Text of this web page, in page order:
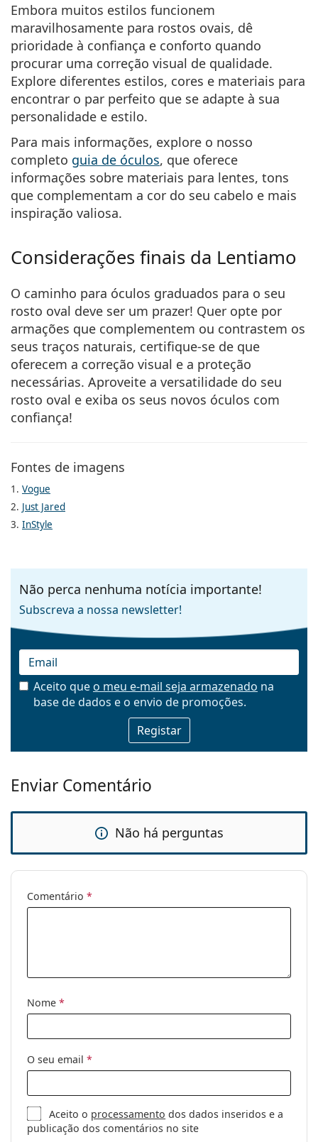
Embora muitos estilos funcionem
maravilhosamente para rostos ovais, dê
prioridade à confiança e conforto quando
procurar uma correção visual de qualidade.
Explore diferentes estilos, cores e materiais para
encontrar o par perfeito que se adapte à sua
personalidade e estilo.
Para mais informações, explore o nosso
completo guia de óculos, que oferece
informações sobre materiais para lentes, tons
que complementam a cor do seu cabelo e mais
inspiração valiosa.
Considerações finais da Lentiamo
O caminho para óculos graduados para o seu
rosto oval deve ser um prazer! Quer opte por
armações que complementem ou contrastem os
seus traços naturais, certifique-se de que
oferecem a correção visual e a proteção
necessárias. Aproveite a versatilidade do seu
rosto oval e exiba os seus novos óculos com
confiança!
Fontes de imagens
1. Vogue
2. Just Jared
3. InStyle
Não perca nenhuma notícia importante!
Subscreva a nossa newsletter!
Email
Aceito queo meu e-mail seja armazenado na
base de dados e o envio de promoções.
Enviar Comentário
Não há perguntas
Comentário *
Nome *
O seu email *
Aceito o processamento dos dados inseridos e a
publicação dos comentários no site